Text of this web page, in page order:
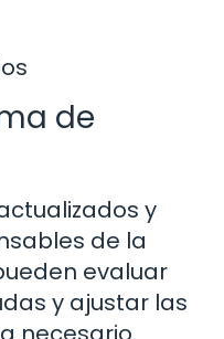
de
y
de la
evaluar
y ajustar las